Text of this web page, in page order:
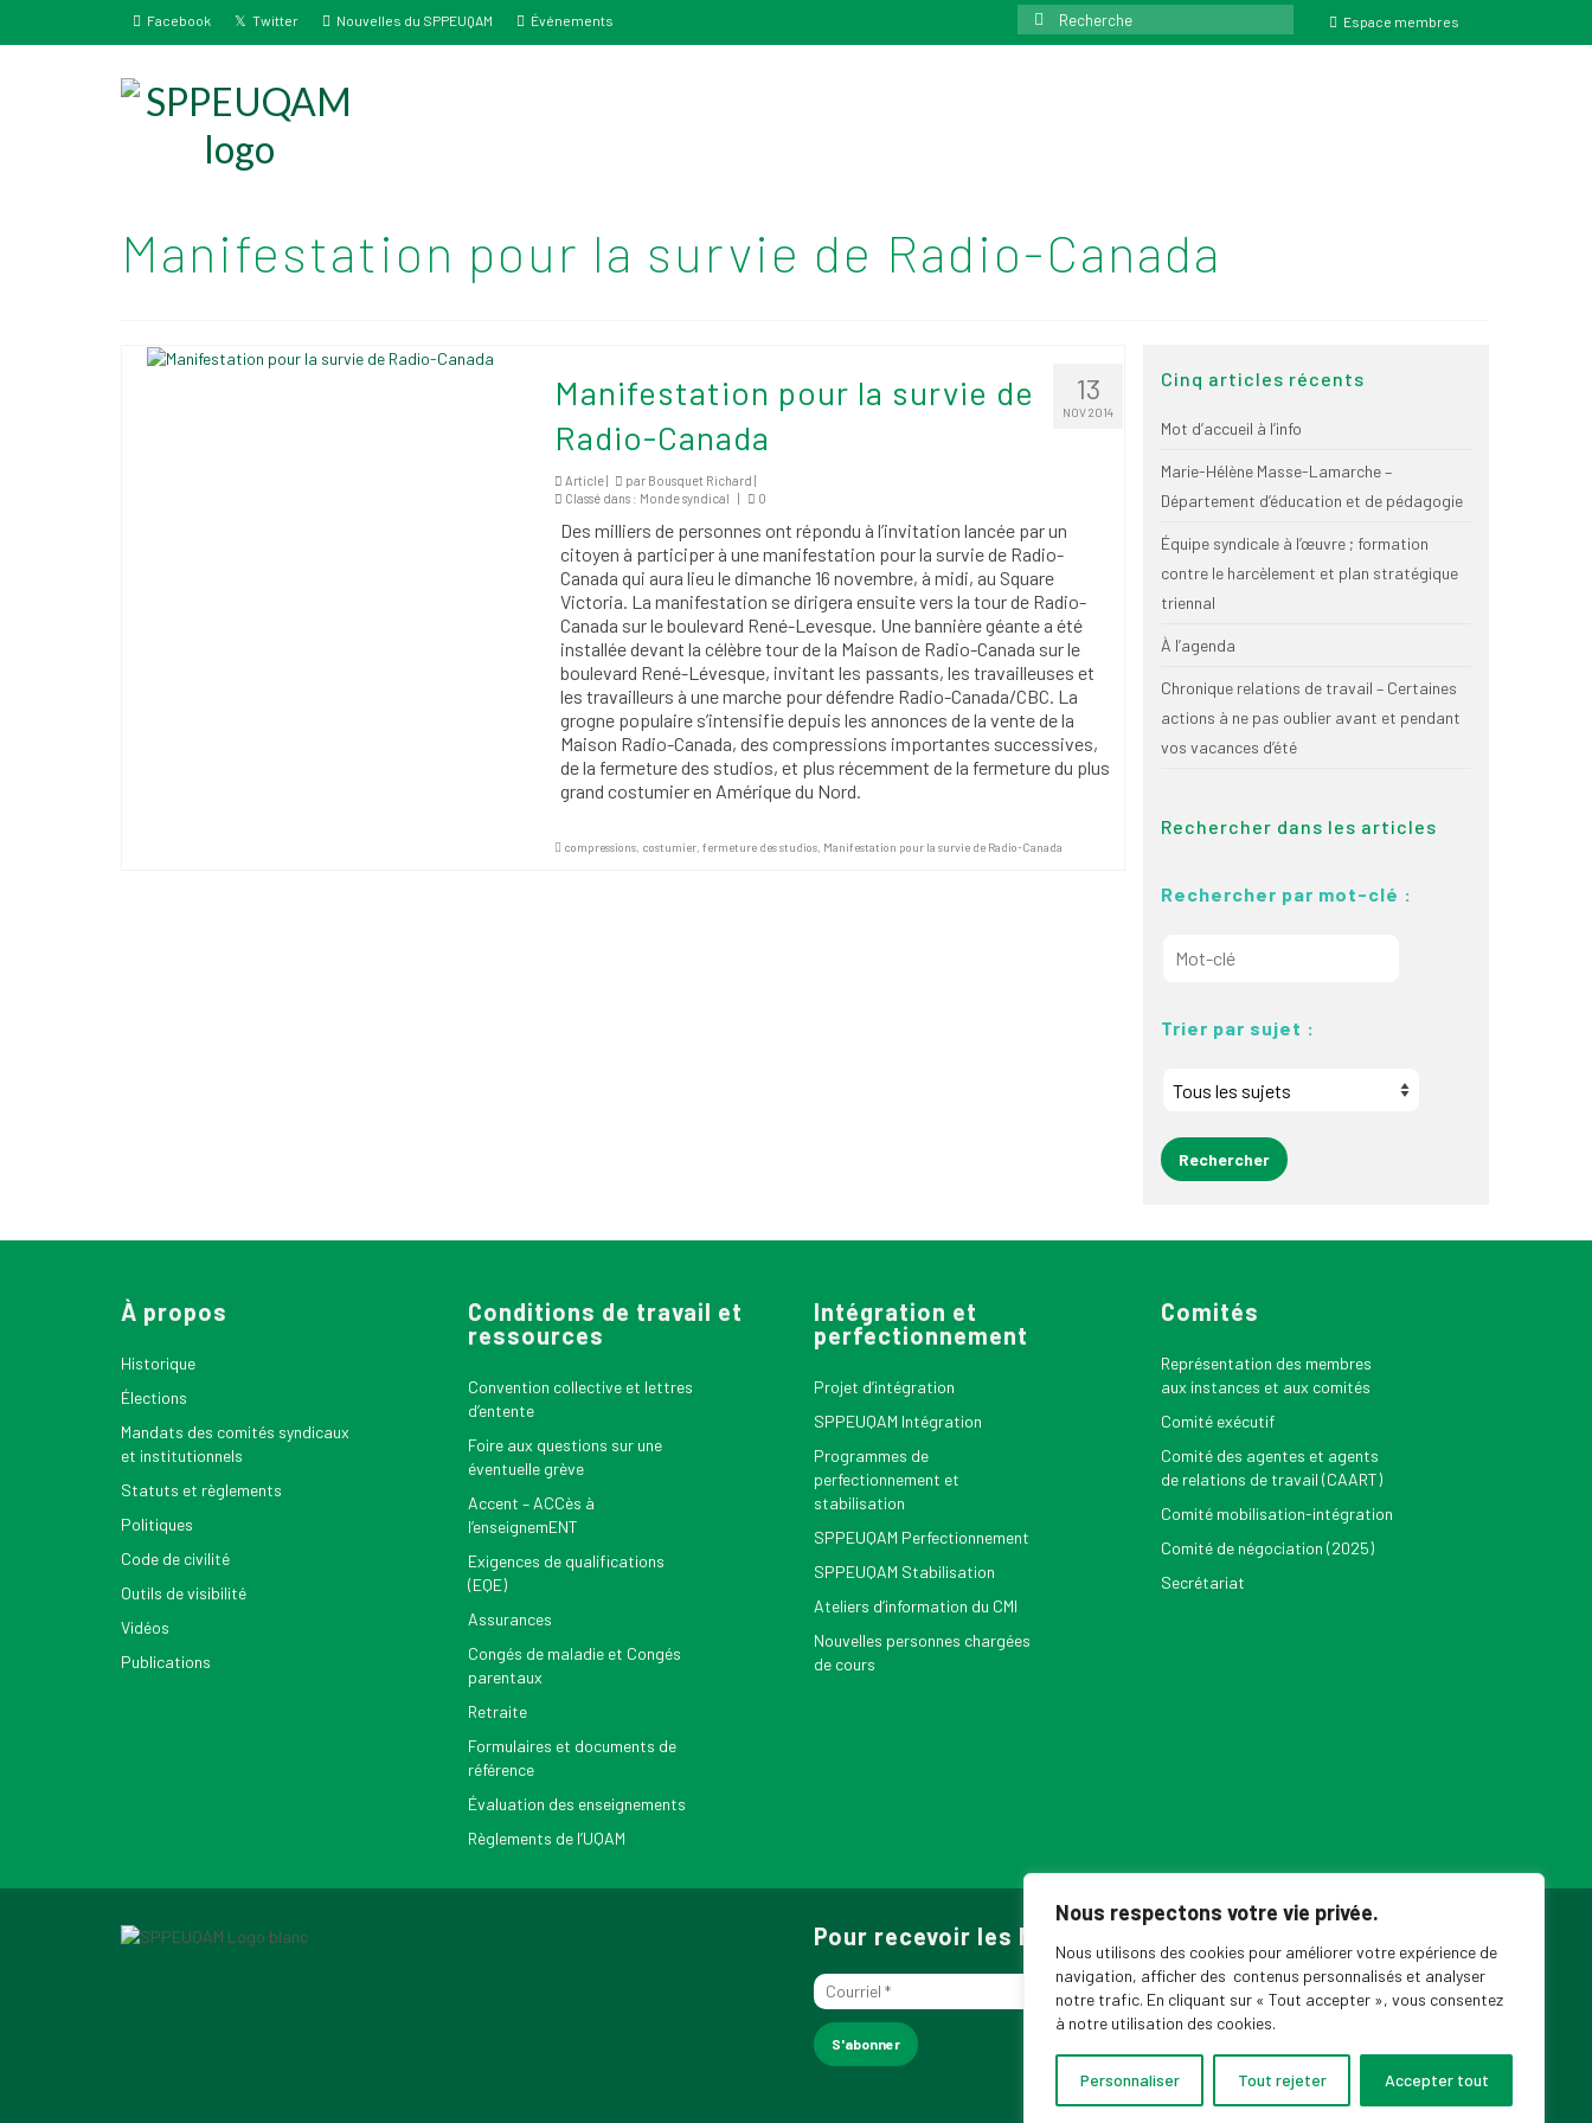
Nous respectons votre vie privée.
Nous utilisons des cookies pour améliorer votre expérience de
navigation, afficher des contenus personnalisés et analyser
notre trafic. En cliquant sur « Tout accepter », vous consentez
à notre utilisation des cookies.
Personnaliser Tout rejeter Accepter tout
Facebook Twitter Nouvelles du SPPEUQAM Événements
Rechercher
:
Espace membres
Manifestation pour la survie de Radio-Canada
13
NOV 2014
Manifestation pour la survie de
Radio-Canada
Article | par Bousquet Richard |
Classé dans : Monde syndical | 0
Des milliers de personnes ont répondu à l’invitation lancée par un
citoyen à participer à une manifestation pour la survie de Radio-
Canada qui aura lieu le dimanche 16 novembre, à midi, au Square
Victoria. La manifestation se dirigera ensuite vers la tour de Radio-
Canada sur le boulevard René-Levesque. Une bannière géante a été
installée devant la célèbre tour de la Maison de Radio-Canada sur le
boulevard René-Lévesque, invitant les passants, les travailleuses et
les travailleurs à une marche pour défendre Radio-Canada/CBC. La
grogne populaire s’intensifie depuis les annonces de la vente de la
Maison Radio-Canada, des compressions importantes successives,
de la fermeture des studios, et plus récemment de la fermeture du plus
grand costumier en Amérique du Nord.
compressions, costumier, fermeture des studios, Manifestation pour la survie de Radio-Canada
Cinq articles récents
Mot d’accueil à l’info
Marie-Hélène Masse-Lamarche –
Département d’éducation et de pédagogie
Équipe syndicale à l’œuvre ; formation
contre le harcèlement et plan stratégique
triennal
À l’agenda
Chronique relations de travail – Certaines
actions à ne pas oublier avant et pendant
vos vacances d’été
Rechercher dans les articles
Rechercher par mot-clé :
Trier par sujet :
À propos
Historique
Élections
Mandats des comités syndicaux
et institutionnels
Statuts et règlements
Politiques
Code de civilité
Outils de visibilité
Vidéos
Publications
Conditions de travail et
ressources
Convention collective et lettres
d’entente
Foire aux questions sur une
éventuelle grève
Accent – ACCès à
l’enseignemENT
Exigences de qualifications
(EQE)
Assurances
Congés de maladie et Congés
parentaux
Retraite
Formulaires et documents de
référence
Évaluation des enseignements
Règlements de l’UQAM
Intégration et
perfectionnement
Projet d’intégration
SPPEUQAM Intégration
Programmes de
perfectionnement et
stabilisation
SPPEUQAM Perfectionnement
SPPEUQAM Stabilisation
Ateliers d’information du CMI
Nouvelles personnes chargées
de cours
Comités
Représentation des membres
aux instances et aux comités
Comité exécutif
Comité des agentes et agents
de relations de travail (CAART)
Comité mobilisation-intégration
Comité de négociation (2025)
Secrétariat
Pour recevoir les Nouvelles du SPPEUQAM